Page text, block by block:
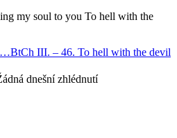
my soul to you To hell with the
…BtCh III. – 46. To hell with the devil
dnešní zhlédnutí